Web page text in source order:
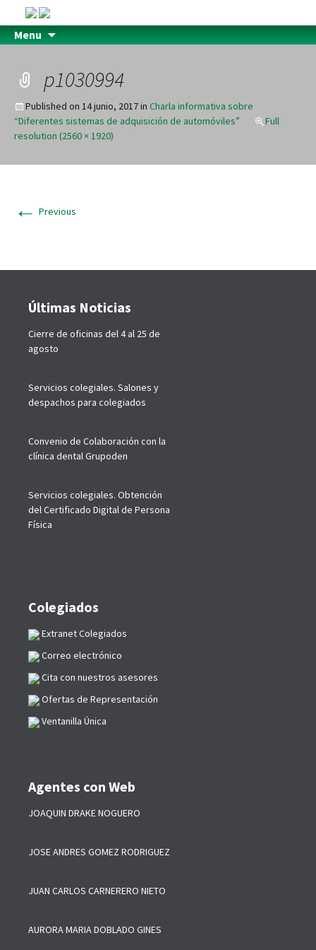
Menu
p1030994
Published on 14 junio, 2017in Charla informativa sobre
“Diferentes sistemas de adquisición de automóviles”
Full
resolution (2560 × 1920)
← Previous
Últimas Noticias
Cierre de oficinas del 4 al 25 de
agosto
Servicios colegiales. Salones y
despachos para colegiados
Convenio de Colaboración con la
clínica dental Grupoden
Servicios colegiales. Obtención
del Certificado Digital de Persona
Física
Colegiados
Extranet Colegiados
Correo electrónico
Cita con nuestros asesores
Ofertas de Representación
Ventanilla Única
Agentes con Web
JOAQUIN DRAKE NOGUERO
JOSE ANDRES GOMEZ RODRIGUEZ
JUAN CARLOS CARNERERO NIETO
AURORA MARIA DOBLADO GINES